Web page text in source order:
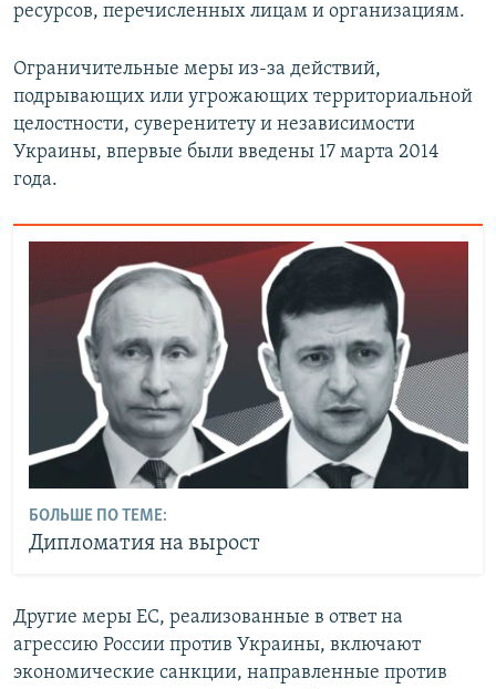
ресурсов, перечисленных лицам и организациям.
Ограничительные меры из-за действий,
подрывающих или угрожающих территориальной
целостности, суверенитету и независимости
Украины, впервые были введены 17 марта 2014
года.
БОЛЬШЕ ПО ТЕМЕ:
Дипломатия на вырост
Другие меры ЕС, реализованные в ответ на
агрессию России против Украины, включают
экономические санкции, направленные против